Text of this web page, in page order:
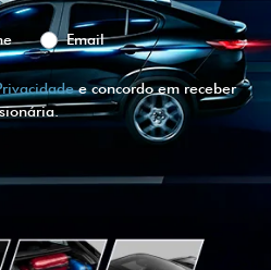
Email
e concordo em receber
EM CONTATO